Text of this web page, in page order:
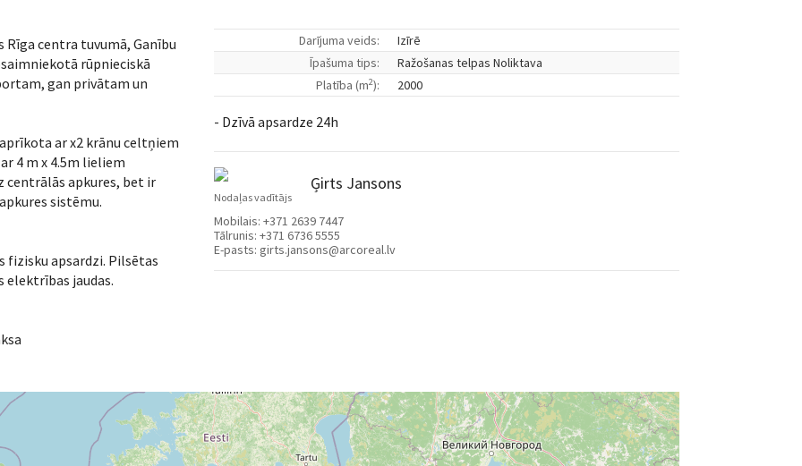
centra tuvumā, Ganību
rūpnieciskā
gan privātam un
ar x2 krānu celtņiem
4 m x 4.5m lieliem
centrālās apkures, bet ir
sistēmu.
apsardzi. Pilsētas
elektrības jaudas.
Darījuma veids:
Izīrē
Īpašuma tips:
Ražošanas telpas Noliktava
Platība (m2): 2000
- Dzīvā apsardze 24h
Ģirts Jansons
Nodaļas vadītājs
Mobilais: +371 2639 7447
Tālrunis: +371 6736 5555
E-pasts: girts.jansons@arcoreal.lv